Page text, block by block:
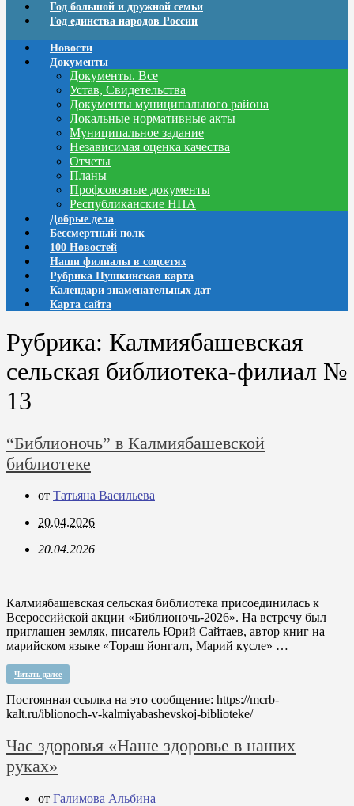
Год большой и дружной семьи
Год единства народов России
Новости
Документы
Документы. Все
Устав, Свидетельства
Документы муниципального района
Локальные нормативные акты
Муниципальное задание
Независимая оценка качества
Отчеты
Планы
Профсоюзные документы
Республиканские НПА
Добрые дела
Бессмертный полк
100 Новостей
Наши филиалы в соцсетях
Рубрика Пушкинская карта
Календари знаменательных дат
Карта сайта
Рубрика: Калмиябашевская
сельская библиотека-филиал №
13
“Библионочь” в Калмиябашевской
библиотеке
от Татьяна Васильева
20.04.2026
20.04.2026
Калмиябашевская сельская библиотека присоединилась к
Всероссийской акции «Библионочь-2026». На встречу был
приглашен земляк, писатель Юрий Сайтаев, автор книг на
марийском языке «Тораш йонгалт, Марий кусле» …
Читать далее
Постоянная ссылка на это сообщение: https://mcrb-
kalt.ru/iblionoch-v-kalmiyabashevskoj-biblioteke/
Час здоровья «Наше здоровье в наших
руках»
от Галимова Альбина